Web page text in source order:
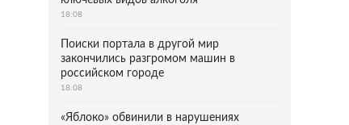
18:08
Поиски портала в другой мир
закончились разгромом машин в
российском городе
18:08
«Яблоко» обвинили в нарушениях